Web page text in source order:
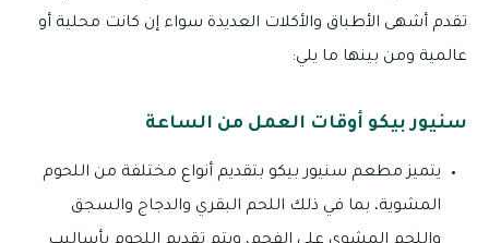
تقدم أشهى الأطباق والأكلات العديدة سواء إن كانت محلية أو
عالمية ومن بينها ما يلي:
سنيور بيكو أوقات العمل من الساعة
يتميز مطعم سنيور بيكو بتقديم أنواع مختلفة من اللحوم
المشوية، بما في ذلك اللحم البقري والدجاج والسجق